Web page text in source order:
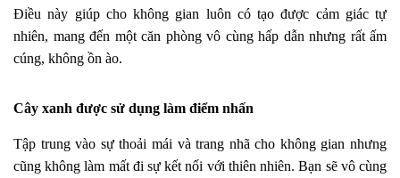
Điều này giúp cho không gian luôn có tạo được cảm giác tự
nhiên, mang đến một căn phòng vô cùng hấp dẫn nhưng rất ấm
cúng, không ồn ào.
Cây xanh được sử dụng làm điểm nhấn
Tập trung vào sự thoải mái và trang nhã cho không gian nhưng
cũng không làm mất đi sự kết nối với thiên nhiên. Bạn sẽ vô cùng